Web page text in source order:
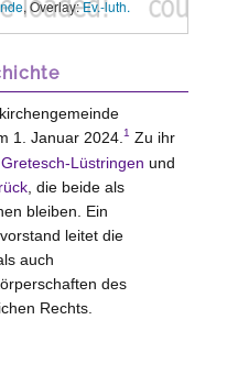
, Overlay:Ev.-luth.
1. Januar 2024. 1 Zu ihr
Gretesch-Lüstringen und
, die beide als
bleiben. Ein
leitet die
auch
des
Rechts.